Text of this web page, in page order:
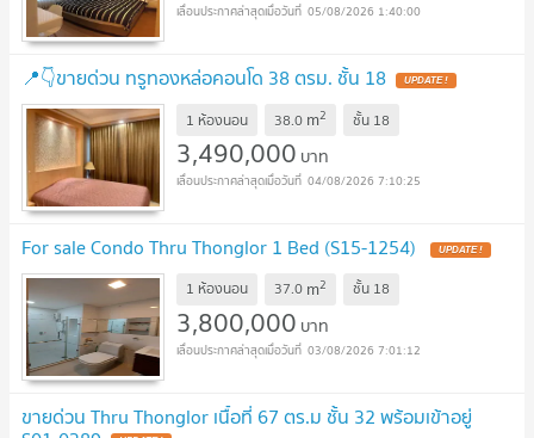
05/08/2026 1:40:00
📍👇ขายด่วน ทรูทองหล่อคอนโด 38 ตรม. ชั้น 18 UPDATE !
1 ห้องนอน 38.0 m2 ชั้น 18
3,490,000 บาท
04/08/2026 7:10:25
For sale Condo Thru Thonglor 1 Bed (S15-1254) UPDATE !
1 ห้องนอน 37.0 m2 ชั้น 18
3,800,000 บาท
03/08/2026 7:01:12
ขายด่วน Thru Thonglor เนื้อที่ 67 ตร.ม ชั้น 32 พร้อมเข้าอยู่